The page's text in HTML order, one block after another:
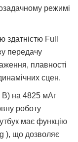
режимі
здатністю Full
передачу
плавності
сцен.
В) на 4825 мАг
роботу
має функцію
), що дозволяє